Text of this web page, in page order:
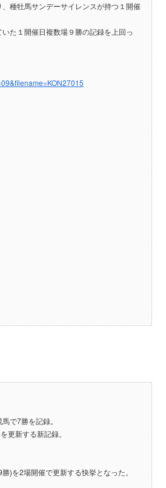
種牡馬サンデーサイレンスが持つ１開催
た１開催日複数場９勝の記録を上回っ
で7勝を記録。
更新する新記録。
)を2場開催で更新する快挙となった。